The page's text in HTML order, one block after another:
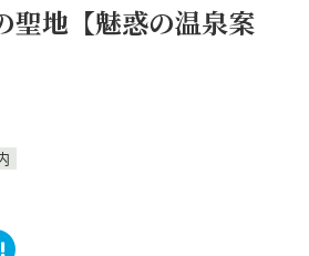
聖地【魅惑の温泉案